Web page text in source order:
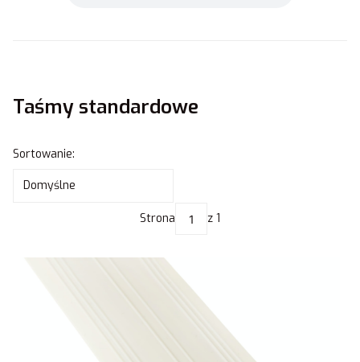
Taśmy standardowe
Lista produktów
Sortowanie:
Domyślne
Strona z 1